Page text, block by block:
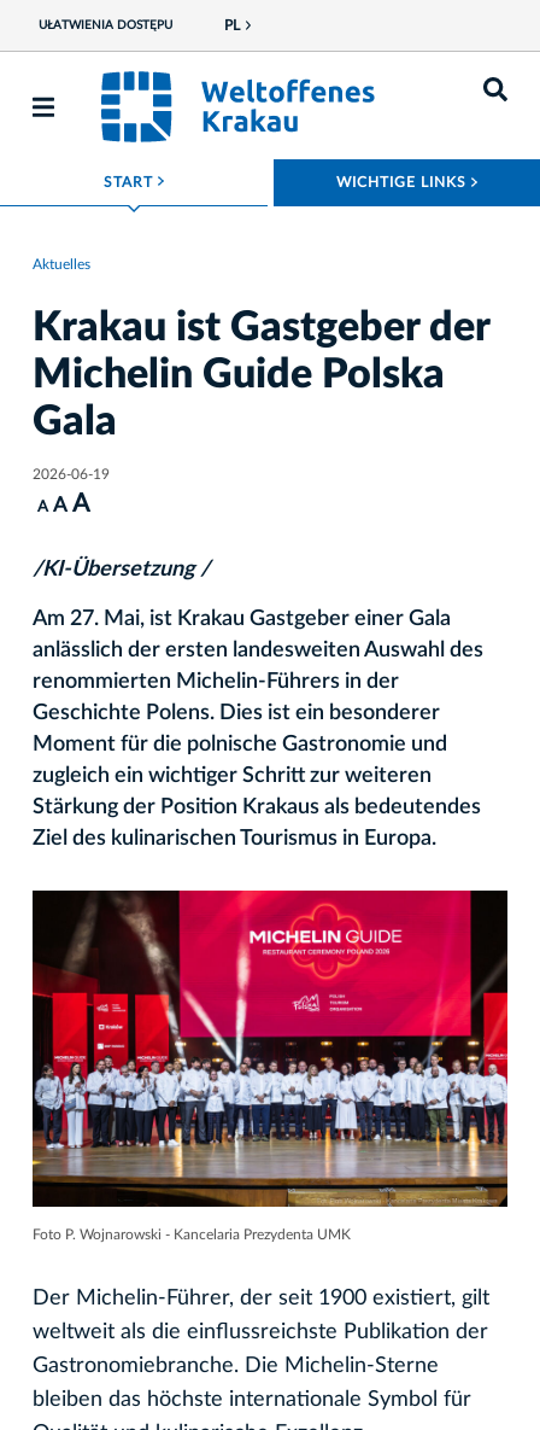
UŁATWIENIA DOSTĘPU PL
START ROZWIŃ MENU WICHTIGE LINKS
Aktuelles
Krakau ist Gastgeber der
Michelin Guide Polska
Gala
2026-06-19
A A A
/KI-Übersetzung /
Am 27. Mai, ist Krakau Gastgeber einer Gala
anlässlich der ersten landesweiten Auswahl des
renommierten Michelin-Führers in der
Geschichte Polens. Dies ist ein besonderer
Moment für die polnische Gastronomie und
zugleich ein wichtiger Schritt zur weiteren
Stärkung der Position Krakaus als bedeutendes
Ziel des kulinarischen Tourismus in Europa.
Foto P. Wojnarowski - Kancelaria Prezydenta UMK
Der Michelin-Führer, der seit 1900 existiert, gilt
weltweit als die einflussreichste Publikation der
Gastronomiebranche. Die Michelin-Sterne
bleiben das höchste internationale Symbol für